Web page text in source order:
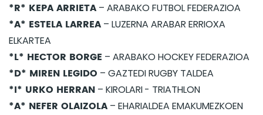
*R* KEPA ARRIETA – ARABAKO FUTBOL FEDERAZIOA
*A* ESTELA LARREA – LUZERNA ARABAR ERRIOXA
ELKARTEA
*L* HECTOR BORGE – ARABAKO HOCKEY FEDERAZIOA
*D* MIREN LEGIDO – GAZTEDI RUGBY TALDEA
*I* URKO HERRAN – KIROLARI - TRIATHLON
*A* NEFER OLAIZOLA – EHARIALDEA EMAKUMEZKOEN